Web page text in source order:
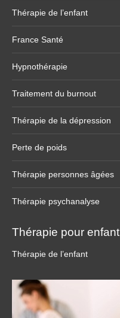
Thérapie de l’enfant
France Santé
Hypnothérapie
Traitement du burnout
Thérapie de la dépression
Perte de poids
Thérapie personnes âgées
Thérapie psychanalyse
Thérapie pour enfant
Thérapie de l’enfant